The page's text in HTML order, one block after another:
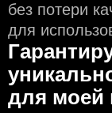
без потери
для
для моей